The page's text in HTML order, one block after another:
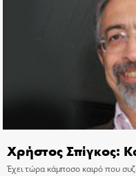
Χρήστος Σπίγκος:
Έχει τώρα κάμποσο καιρό που